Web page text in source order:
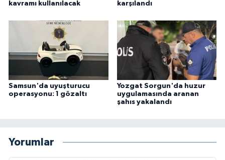
kavramı kullanılacak karşılandı
Samsun'da uyuşturucu
operasyonu: 1 gözaltı
Yozgat Sorgun'da huzur
uygulamasında aranan
şahıs yakalandı
Yorumlar